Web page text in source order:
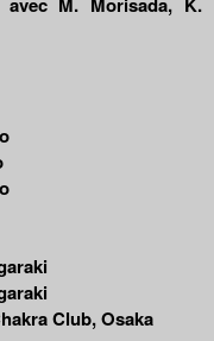
Club, Osaka